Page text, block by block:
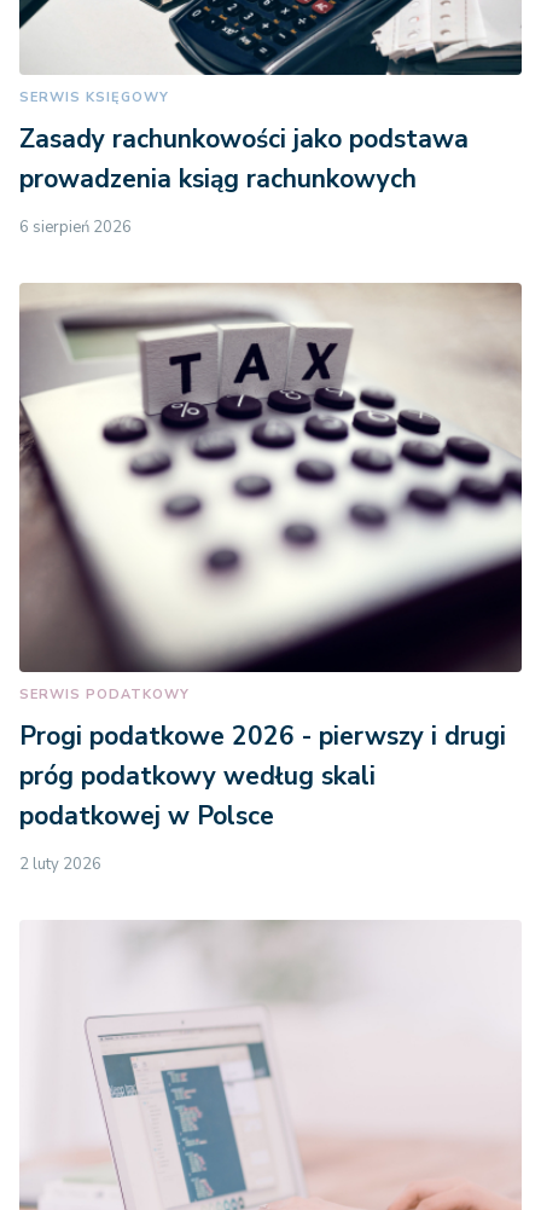
SERWIS KSIĘGOWY
Zasady rachunkowości jako podstawa
prowadzenia ksiąg rachunkowych
6 sierpień 2026
SERWIS PODATKOWY
Progi podatkowe 2026 - pierwszy i drugi
próg podatkowy według skali
podatkowej w Polsce
2 luty 2026